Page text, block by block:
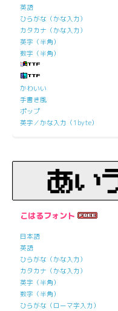
英語
ひらがな（かな入力）
カタカナ（かな入力）
英字（半角）
数字（半角）
かわいい
手書き風
ポップ
英字／かな入力（1byte）
こはるフォント
日本語
英語
ひらがな（かな入力）
カタカナ（かな入力）
英字（半角）
数字（半角）
ひらがな（ローマ字入力）